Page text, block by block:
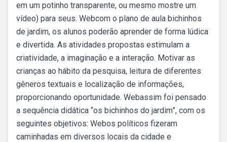
em um potinho transparente, ou mesmo mostre um
vídeo) para seus. Webcom o plano de aula bichinhos
de jardim, os alunos poderão aprender de forma lúdica
e divertida. As atividades propostas estimulam a
criatividade, a imaginação e a interação. Motivar as
crianças ao hábito da pesquisa, leitura de diferentes
gêneros textuais e localização de informações,
proporcionando oportunidade. Webassim foi pensado
a sequência didática “os bichinhos do jardim”, com os
seguintes objetivos: Webos políticos fizeram
caminhadas em diversos locais da cidade e